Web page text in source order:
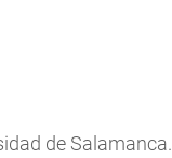
de Salamanca.